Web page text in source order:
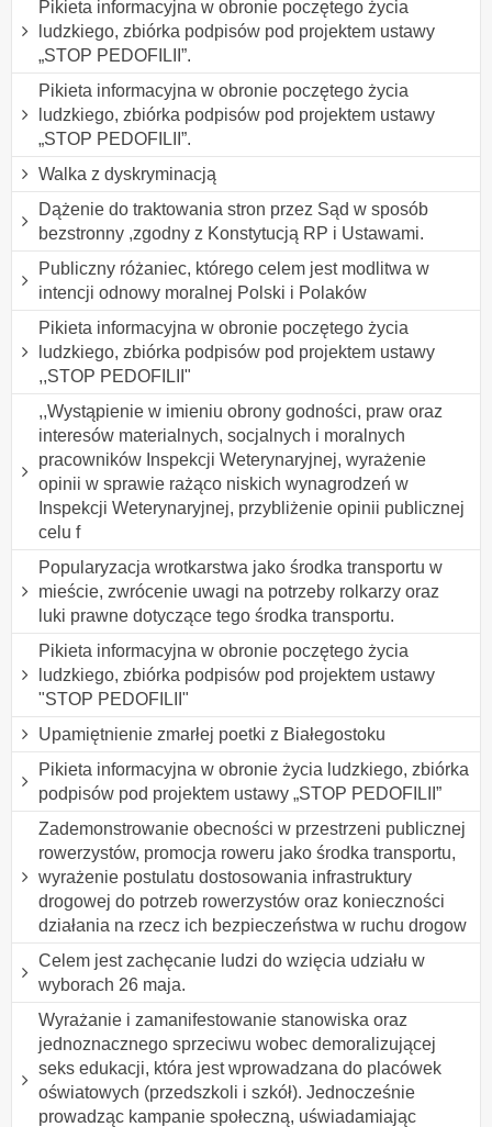
Pikieta informacyjna w obronie poczętego życia
ludzkiego, zbiórka podpisów pod projektem ustawy
„STOP PEDOFILII”.
Pikieta informacyjna w obronie poczętego życia
ludzkiego, zbiórka podpisów pod projektem ustawy
„STOP PEDOFILII”.
Walka z dyskryminacją
Dążenie do traktowania stron przez Sąd w sposób
bezstronny ,zgodny z Konstytucją RP i Ustawami.
Publiczny różaniec, którego celem jest modlitwa w
intencji odnowy moralnej Polski i Polaków
Pikieta informacyjna w obronie poczętego życia
ludzkiego, zbiórka podpisów pod projektem ustawy
,,STOP PEDOFILII"
,,Wystąpienie w imieniu obrony godności, praw oraz
interesów materialnych, socjalnych i moralnych
pracowników Inspekcji Weterynaryjnej, wyrażenie
opinii w sprawie rażąco niskich wynagrodzeń w
Inspekcji Weterynaryjnej, przybliżenie opinii publicznej
celu f
Popularyzacja wrotkarstwa jako środka transportu w
mieście, zwrócenie uwagi na potrzeby rolkarzy oraz
luki prawne dotyczące tego środka transportu.
Pikieta informacyjna w obronie poczętego życia
ludzkiego, zbiórka podpisów pod projektem ustawy
"STOP PEDOFILII"
Upamiętnienie zmarłej poetki z Białegostoku
Pikieta informacyjna w obronie życia ludzkiego, zbiórka
podpisów pod projektem ustawy „STOP PEDOFILII”
Zademonstrowanie obecności w przestrzeni publicznej
rowerzystów, promocja roweru jako środka transportu,
wyrażenie postulatu dostosowania infrastruktury
drogowej do potrzeb rowerzystów oraz konieczności
działania na rzecz ich bezpieczeństwa w ruchu drogow
Celem jest zachęcanie ludzi do wzięcia udziału w
wyborach 26 maja.
Wyrażanie i zamanifestowanie stanowiska oraz
jednoznacznego sprzeciwu wobec demoralizującej
seks edukacji, która jest wprowadzana do placówek
oświatowych (przedszkoli i szkół). Jednocześnie
prowadząc kampanie społeczną, uświadamiając